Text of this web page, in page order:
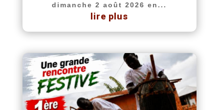
dimanche 2 août 2026 en...
lire plus